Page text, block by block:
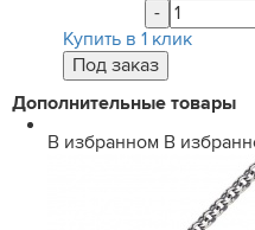
-
Купить в 1 клик
Дополнительные товары
В избранном В